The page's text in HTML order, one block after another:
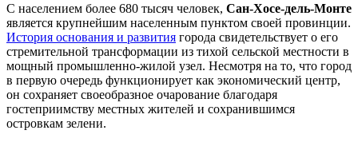
С населением более 680 тысяч человек, Сан-Хосе-дель-Монте
является крупнейшим населенным пунктом своей провинции.
История основания и развития города свидетельствует о его
стремительной трансформации из тихой сельской местности в
мощный промышленно-жилой узел. Несмотря на то, что город
в первую очередь функционирует как экономический центр,
он сохраняет своеобразное очарование благодаря
гостеприимству местных жителей и сохранившимся
островкам зелени.